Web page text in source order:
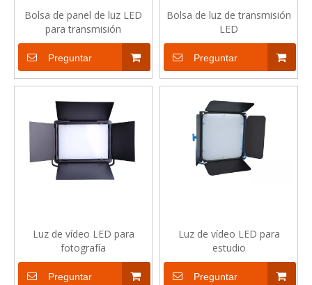
Bolsa de panel de luz LED
para transmisión
Preguntar
Bolsa de luz de transmisión
LED
Preguntar
Luz de vídeo LED para
fotografía
Preguntar
Luz de vídeo LED para
estudio
Preguntar